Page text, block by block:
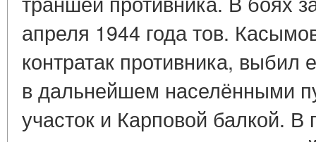
апреля 1944 года тов.
контратак противника, выбил
в дальнейшем населёнными
участок и Карповой балкой.